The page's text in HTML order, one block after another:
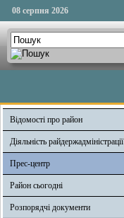
08 серпня 2026
Відомості про район
Діяльність райдержадміністрації
Прес-центр
Район сьогодні
Розпорядчі документи